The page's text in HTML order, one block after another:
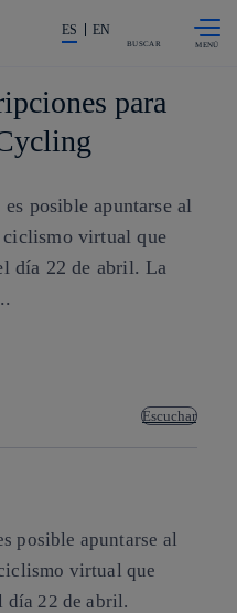
La acción en accionistas e
ES EN
BUSCAR
para
posible apuntarse al
ciclismo virtual que
día 22 de abril. La
Escuchar
posible apuntarse al
virtual que
día 22 de abril.